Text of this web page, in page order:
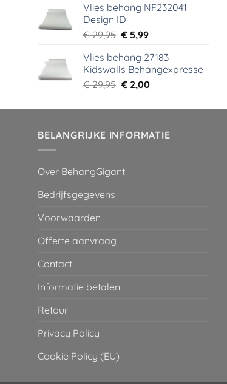
was:
€ 29,95.
is:
Vlies behang NF232041
Design ID
€29,95 Oorspronkelijke
was:
€ 29,95.
€5,99Huidige
is:
€ 5,99.
Vlies behang 27183
Kidswalls Behangexpresse
€29,95 Oorspronkelijke
was:
€2,00Huidige
is:
BELANGRIJKE INFORMATIE
Over BehangGigant
Bedrijfsgegevens
Voorwaarden
Offerte aanvraag
Contact
Informatie betalen
Retour
Privacy Policy
Cookie Policy (EU)